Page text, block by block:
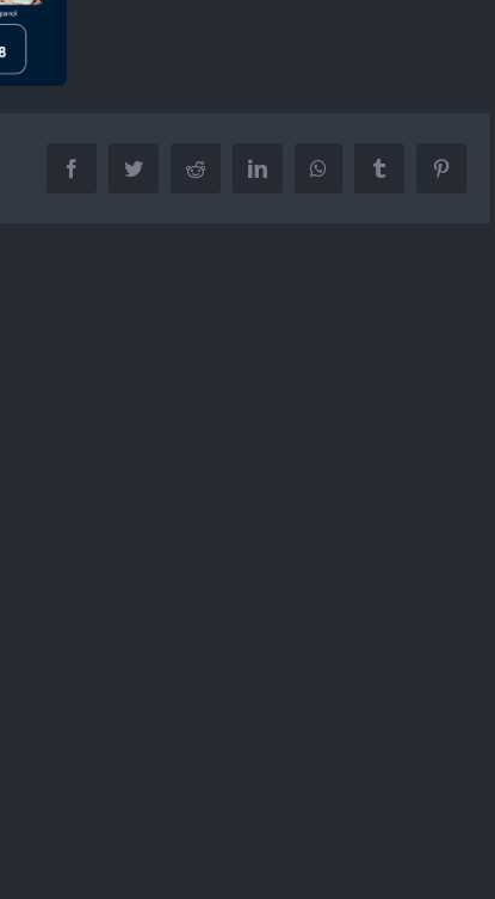
FacebookTwitter Reddit LinkedInWhatsAppTumblr Pinterest